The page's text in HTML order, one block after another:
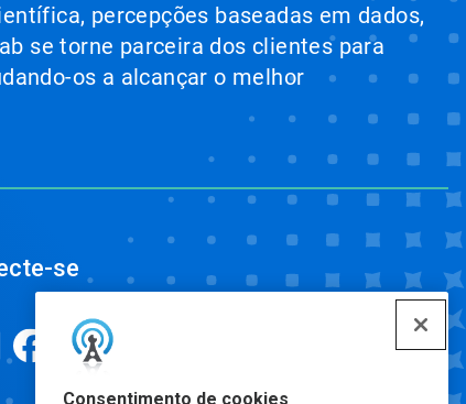
Consentimento de cookies
percepções baseadas em dados,
se torne parceira dos clientes para
os a alcançar o melhor
se